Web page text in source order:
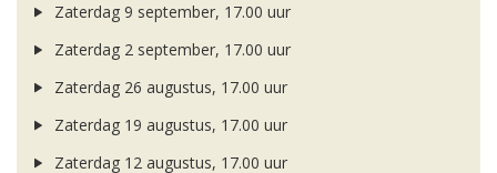
Zaterdag 9 september, 17.00 uur
Zaterdag 2 september, 17.00 uur
Zaterdag 26 augustus, 17.00 uur
Zaterdag 19 augustus, 17.00 uur
Zaterdag 12 augustus, 17.00 uur